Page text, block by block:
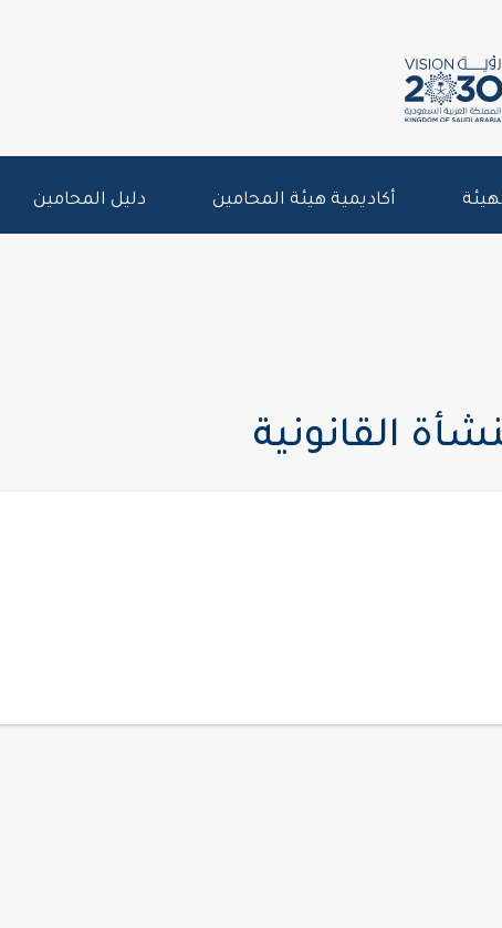
أكاديمية هيئة المحامين دليل المحامين
القانونية